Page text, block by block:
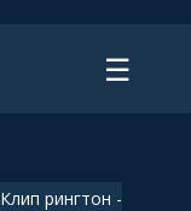
☰
Клип рингтон -